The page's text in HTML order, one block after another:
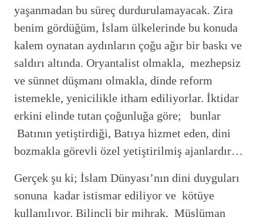
yaşanmadan bu süreç durdurulamayacak. Zira
benim gördüğüm, İslam ülkelerinde bu konuda
kalem oynatan aydınların çoğu ağır bir baskı ve
saldırı altında. Oryantalist olmakla, mezhepsiz
ve sünnet düşmanı olmakla, dinde reform
istemekle, yenicilikle itham ediliyorlar. İktidar
erkini elinde tutan çoğunluğa göre; bunlar
Batının yetiştirdiği, Batıya hizmet eden, dini
bozmakla görevli özel yetiştirilmiş ajanlardır…
Gerçek şu ki; İslam Dünyası’nın dini duyguları
sonuna kadar istismar ediliyor ve kötüye
kullanılıyor. Bilinçli bir mihrak, Müslüman